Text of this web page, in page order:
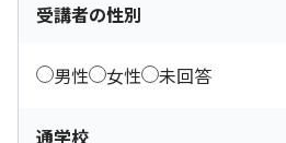
受講者の性別
男性 女性 未回答
通学校